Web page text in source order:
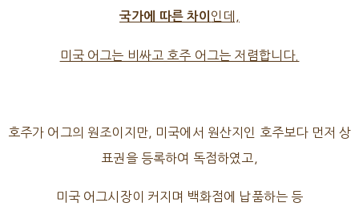
국가에 따른 차이 인데,
미국 어그는 비싸고 호주 어그는 저렴합니다.
호주가 어그의 원조이지만, 미국에서 원산지인 호주보다 먼저 상
표권을 등록하여 독점하였고,
미국 어그시장이 커지며 백화점에 납품하는 등